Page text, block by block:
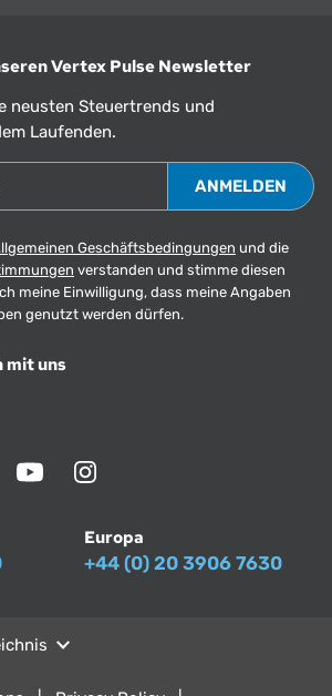
Vertex Pulse Newsletter
neusten Steuertrends und
Laufenden.
Geschäftsbedingungen und die
verstanden und stimme diesen
meine Einwilligung, dass meine Angaben
genutzt werden dürfen.
mit uns
Europa
+44 (0) 20 3906 7630